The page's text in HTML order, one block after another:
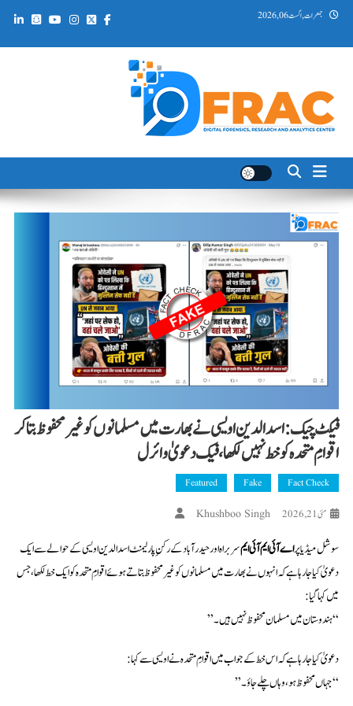
Skip جمعرات, اگست 06, 2026
DFRAC_ORG
فیکٹ چیک: اسدالدین اویسی نے بھارت میں مسلمانوں کو غیر محفوظ بتا کر
اقوامِ متحدہ کو خط نہیں لکھا، فیک دعویٰ وائرل
Fact Check
Fake
Featured
مئی 21, 2026 Khushboo Singh
سوشل میڈیا پراے آئی ایم آئی ایمسربراہ اور حیدرآباد کے رکنِ پارلیمنٹ اسدالدین اویسی کے حوالے سے ایک
دعویٰ کیا جا رہا ہے کہ انہوں نے بھارت میں مسلمانوں کو غیر محفوظ بتاتے ہوئے اقوامِ متحدہ کو ایک خط لکھا، جس
میں کہا گیا:
“ہندوستان میں مسلمان محفوظ نہیں ہیں۔”
دعویٰ کیا جا رہا ہے کہ اس خط کے جواب میں اقوامِ متحدہ نے اویسی سے کہا:
“جہاں محفوظ ہو، وہاں چلے جاؤ۔”